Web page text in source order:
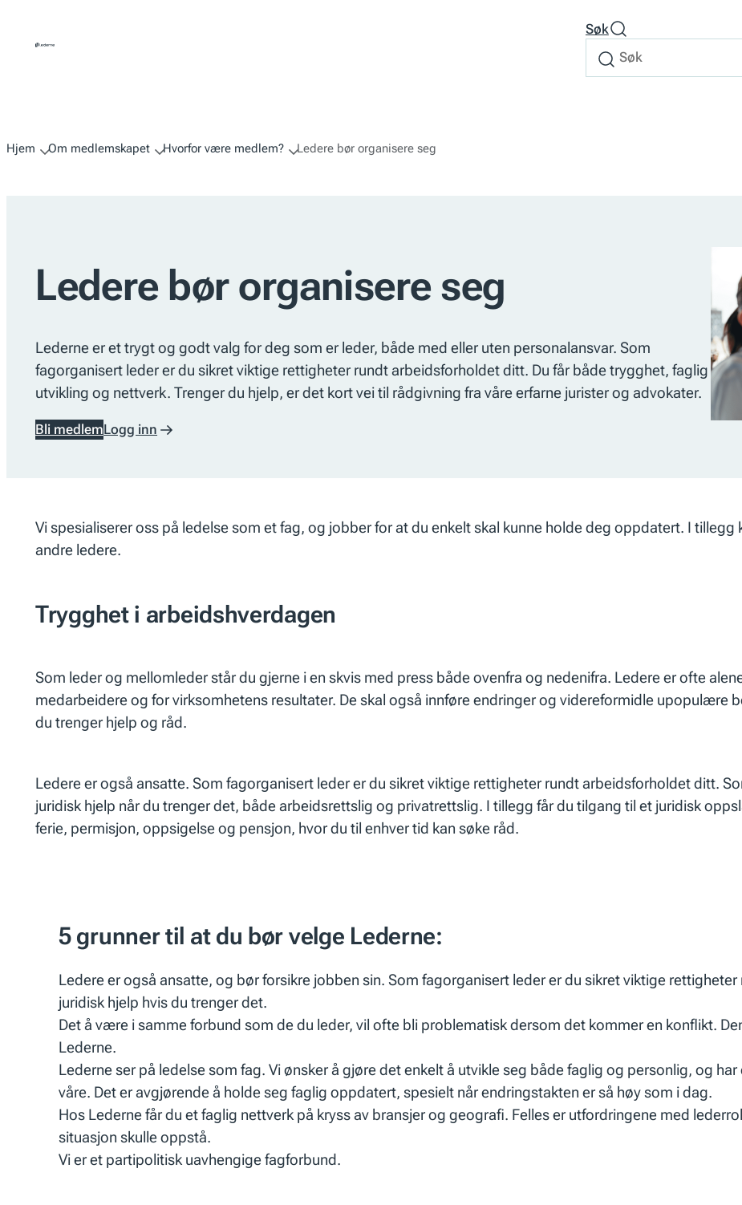
Søk
Søk
Søk
etter
Hjem Om medlemskapet Hvorfor være medlem? Ledere bør organisere seg
Ledere bør organisere seg
Lederne er et trygt og godt valg for deg som er leder, både med eller uten personalansvar. Som
fagorganisert leder er du sikret viktige rettigheter rundt arbeidsforholdet ditt. Du får både trygghet, faglig
utvikling og nettverk. Trenger du hjelp, er det kort vei til rådgivning fra våre erfarne jurister og advokater.
Bli medlemLogg inn
Vi spesialiserer oss på ledelse som et fag, og jobber for at du enkelt skal kunne holde deg oppdatert. I
andre ledere.
Trygghet i arbeidshverdagen
Som leder og mellomleder står du gjerne i en skvis med press både ovenfra og nedenifra. Ledere er ofte
medarbeidere og for virksomhetens resultater. De skal også innføre endringer og videreformidle upopulære
du trenger hjelp og råd.
Ledere er også ansatte. Som fagorganisert leder er du sikret viktige rettigheter rundt arbeidsforholdet ditt.
juridisk hjelp når du trenger det, både arbeidsrettslig og privatrettslig. I tillegg får du tilgang til et juridisk
ferie, permisjon, oppsigelse og pensjon, hvor du til enhver tid kan søke råd.
5 grunner til at du bør velge Lederne:
Ledere er også ansatte, og bør forsikre jobben sin. Som fagorganisert leder er du sikret viktige
juridisk hjelp hvis du trenger det.
Det å være i samme forbund som de du leder, vil ofte bli problematisk dersom det kommer en konflikt.
Lederne.
Lederne ser på ledelse som fag. Vi ønsker å gjøre det enkelt å utvikle seg både faglig og personlig, og
våre. Det er avgjørende å holde seg faglig oppdatert, spesielt når endringstakten er så høy som i dag.
Hos Lederne får du et faglig nettverk på kryss av bransjer og geografi. Felles er utfordringene med
situasjon skulle oppstå.
Vi er et partipolitisk uavhengige fagforbund.